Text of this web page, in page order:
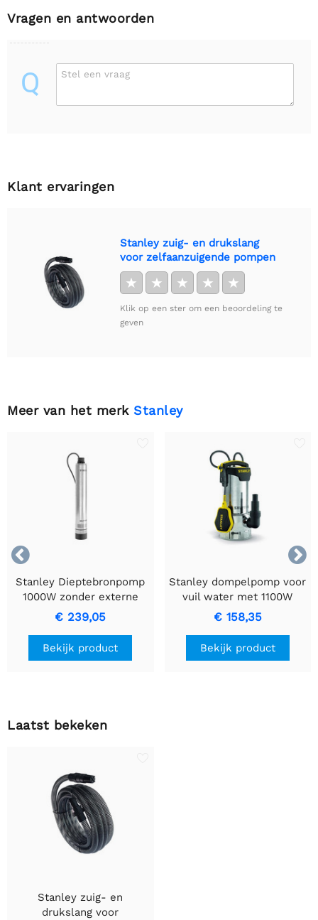
Vragen en antwoorden
Q Stel een vraag
Klant ervaringen
Stanley zuig- en drukslang
voor zelfaanzuigende pompen
★ ★ ★ ★ ★
Klik op een ster om een beoordeling te
geven
Meer van het merk Stanley


Stanley Dieptebronpomp
1000W zonder externe
schakeldoos
€ 239,05
Bekijk product
Stanley dompelpomp voor
vuil water met 1100W
motor
€ 158,35
Bekijk product
Laatst bekeken
Stanley zuig- en
drukslang voor